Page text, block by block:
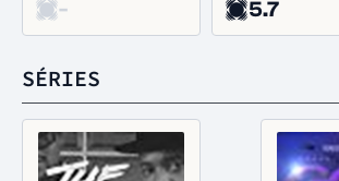
- 5.7
SÉRIES